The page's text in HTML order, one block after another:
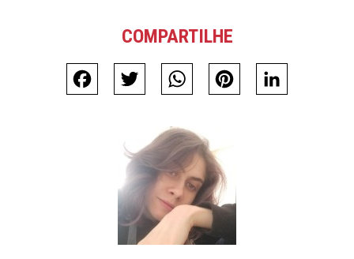
COMPARTILHE
FacebookTwitter WhatsAppPinterestLinkedIn